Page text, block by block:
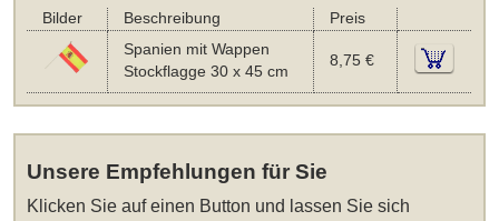
Bilder Beschreibung
Preis
Spanien mit Wappen
Stockflagge 30 x 45 cm
8,75 €
Unsere Empfehlungen für Sie
Klicken Sie auf einen Button und lassen Sie sich